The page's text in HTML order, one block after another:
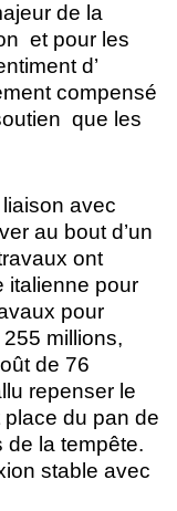
de la
et pour les
d’
compensé
que les
avec
au bout d’un
ont
italienne pour
pour
millions,
de 76
repenser le
du pan de
de la tempête.
stable avec